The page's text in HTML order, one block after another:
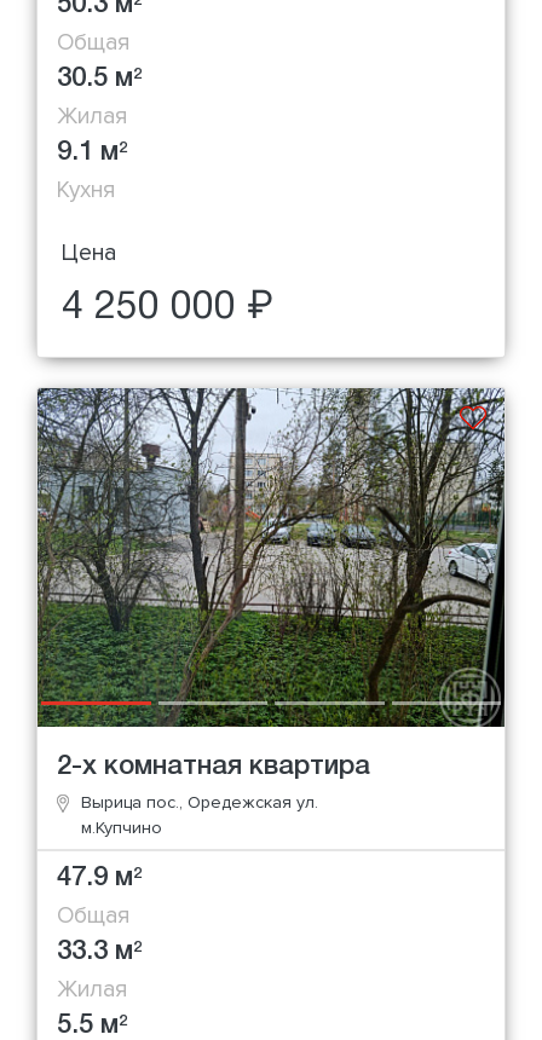
50.3 м
Общая
30.5 м2
Жилая
9.1 м2
Кухня
Цена
4 250 000 ₽
2-х комнатная квартира
Вырица пос., Оредежская ул.
м.Купчино
47.9 м2
Общая
33.3 м2
Жилая
5.5 м2